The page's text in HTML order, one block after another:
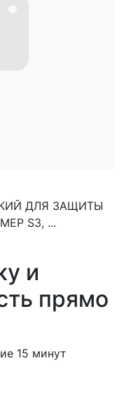
ДЛЯ ЗАЩИТЫ
S3, ...
и
прямо
15 минут